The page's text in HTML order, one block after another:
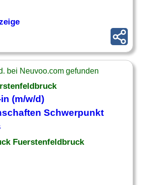
bei Neuvoo.com gefunden
(m/w/d)
Schwerpunkt
Fuerstenfeldbruck